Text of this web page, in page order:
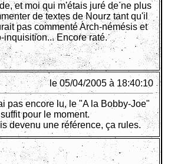
et moi qui m'étais juré de ne plus
de textes de Nourz tant qu'il
pas commenté Arch-némésis et
inquisition... Encore raté.
le 05/04/2005 à 18:40:10
pas encore lu, le "A la Bobby-Joe"
pour le moment.
devenu une référence, ça rules.